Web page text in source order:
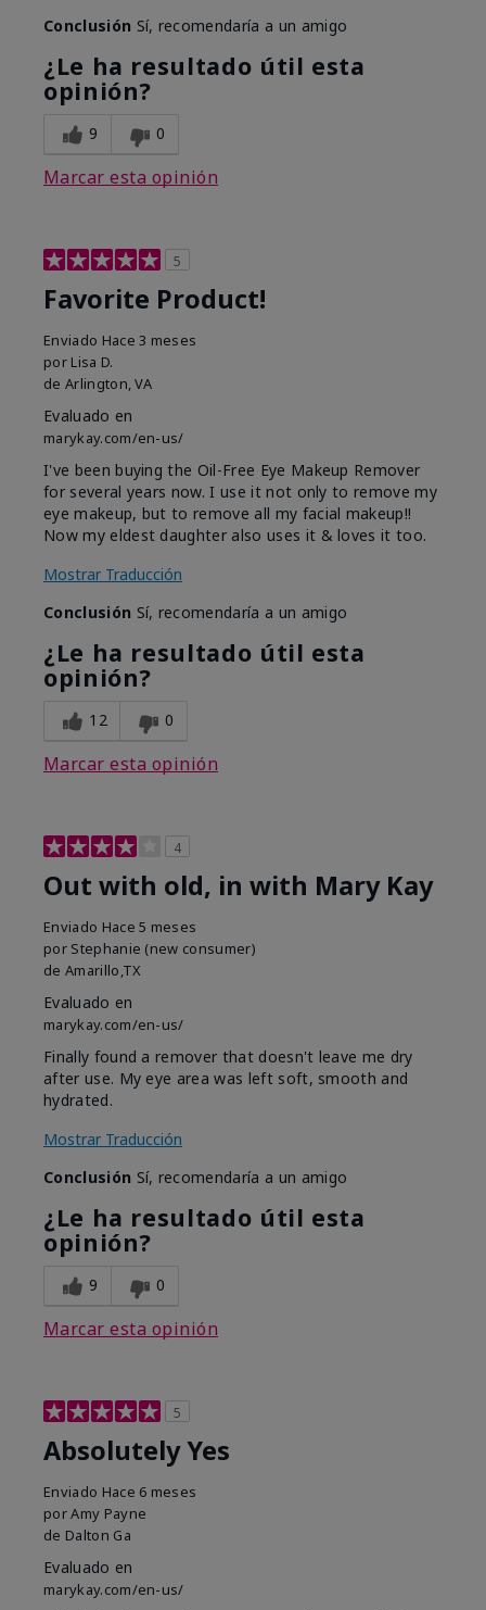
Conclusión Sí, recomendaría a un amigo
¿Le ha resultado útil esta
opinión?
9 0
Marcar esta opinión
5
Favorite Product!
Enviado Hace 3 meses
por Lisa D.
de Arlington, VA
Evaluado en
marykay.com/en-us/
I've been buying the Oil-Free Eye Makeup Remover
for several years now. I use it not only to remove my
eye makeup, but to remove all my facial makeup!!
Now my eldest daughter also uses it & loves it too.
Mostrar Traducción
Conclusión Sí, recomendaría a un amigo
¿Le ha resultado útil esta
opinión?
12 0
Marcar esta opinión
4
Out with old, in with Mary Kay
Enviado Hace 5 meses
por Stephanie (new consumer)
de Amarillo,TX
Evaluado en
marykay.com/en-us/
Finally found a remover that doesn't leave me dry
after use. My eye area was left soft, smooth and
hydrated.
Mostrar Traducción
Conclusión Sí, recomendaría a un amigo
¿Le ha resultado útil esta
opinión?
9 0
Marcar esta opinión
5
Absolutely Yes
Enviado Hace 6 meses
porAmy Payne
de Dalton Ga
Evaluado en
marykay.com/en-us/